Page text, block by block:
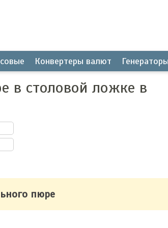
Конвертеры валют
в столовой ложке в
пюре